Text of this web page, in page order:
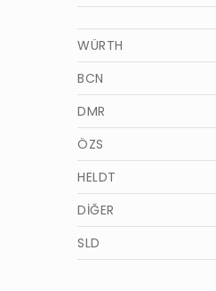
WÜRTH
BCN
DMR
ÖZS
HELDT
DİĞER
SLD